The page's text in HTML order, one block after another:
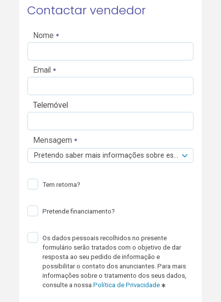
Contactar vendedor
Nome
Email
Telemóvel
Mensagem
Pretendo saber mais informações sobre esta viatura.
Tem retoma?
Pretende financiamento?
Os dados pessoais recolhidos no presente
formulário serão tratados com o objetivo de dar
resposta ao seu pedido de informação e
possibilitar o contato dos anunciantes. Para mais
informações sobre o tratamento dos seus dados,
consulte a nossaPolítica de Privacidade